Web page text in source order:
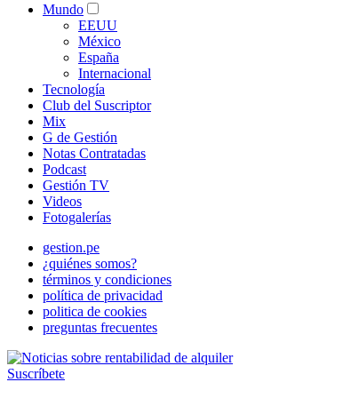
Mundo
EEUU
México
España
Internacional
Tecnología
Club del Suscriptor
Mix
G de Gestión
Notas Contratadas
Podcast
Gestión TV
Videos
Fotogalerías
gestion.pe
¿quiénes somos?
términos y condiciones
política de privacidad
politica de cookies
preguntas frecuentes
Suscríbete